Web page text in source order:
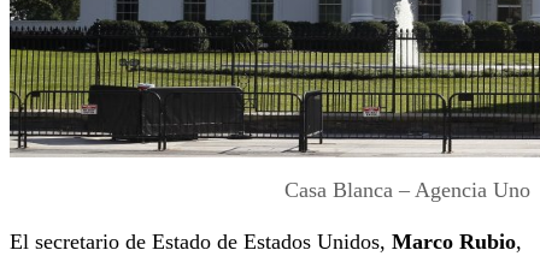
Casa Blanca – Agencia Uno
El secretario de Estado de Estados Unidos, Marco Rubio,